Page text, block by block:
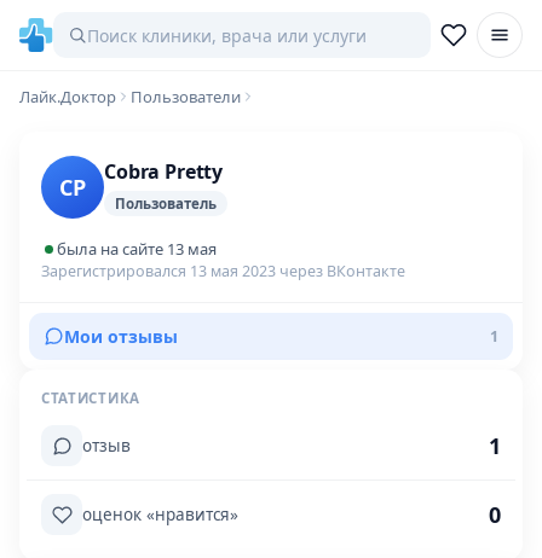
Лайк.Доктор Пользователи
CP
Cobra Pretty
Пользователь
была на сайте 13 мая
Зарегистрировался 13 мая 2023 через ВКонтакте
Мои отзывы 1
СТАТИСТИКА
отзыв 1
оценок «нравится» 0